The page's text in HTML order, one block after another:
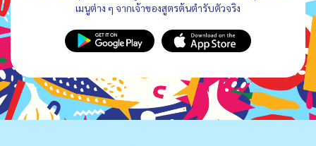
เมนูต่าง ๆ จากเจ้าของสูตรต้นตำรับตัวจริง